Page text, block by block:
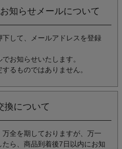
知らせメールについて
して、メールアドレスを登録
お知らせいたします。
るものではありません。
換について
全を期しておりますが、万一
ら、商品到着後7日以内にお知